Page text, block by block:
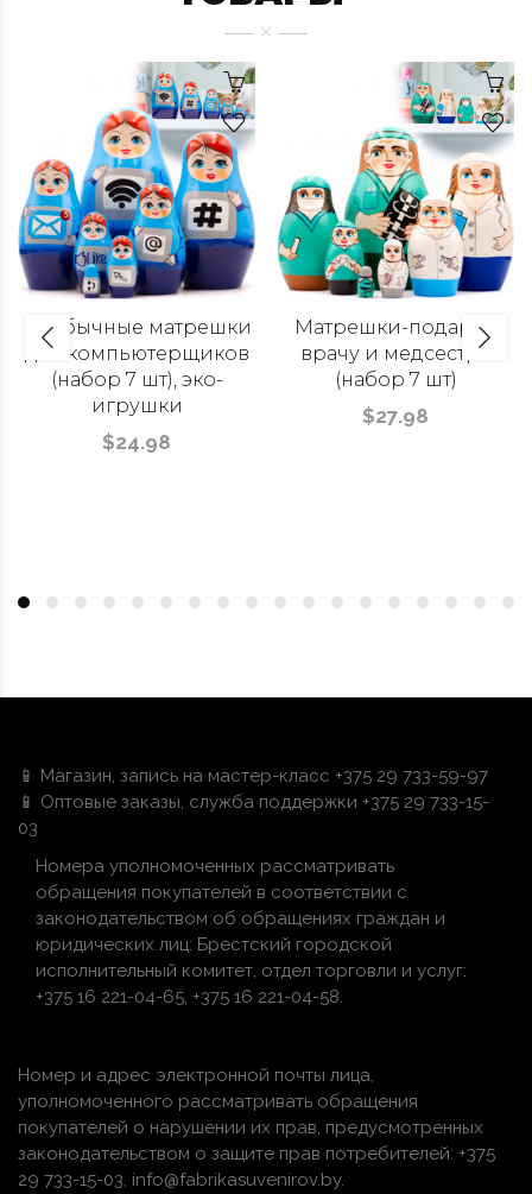
Необычные матрешки
для компьютерщиков
(набор 7 шт), эко-
игрушки
$24.98
Матрешки-подарки
врачу и медсестре
(набор 7 шт)
$27.98
📱 Магазин, запись на мастер-класс +375 29 733-59-97
📱 Оптовые заказы, служба поддержки +375 29 733-15-
03
Номера уполномоченных рассматривать
обращения покупателей в соответствии с
законодательством об обращениях граждан и
юридических лиц: Брестский городской
исполнительный комитет, отдел торговли и услуг:
+375 16 221-04-65, +375 16 221-04-58.
Номер и адрес электронной почты лица,
уполномоченного рассматривать обращения
покупателей о нарушении их прав, предусмотренных
законодательством о защите прав потребителей: +375
29 733-15-03, info@fabrikasuvenirov.by.